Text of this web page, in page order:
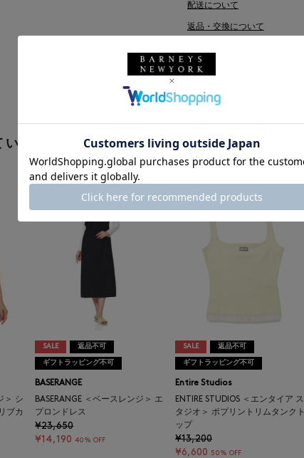
配送について
返品・交換について
ます
＞ シ
ブカ
SALE 返品不可
ギフトラッピング不可
BASERANGE
BASERANGE ＜ベースレンジ＞ エ
プロンドレス
¥23,650
¥14,190 40% OFF
SALE 返品不可
ギフトラッピング不可
Entire Studios
ENTIRE STUDIOS ＜エンタイア ス
タジオ＞ ポプリントリムタンクト
ップ
¥13,200
¥6,600 50% OFF